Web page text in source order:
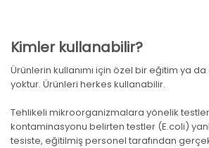
Kimler kullanabilir?
Ürünlerin kullanımı için özel bir eğitim ya
yoktur. Ürünleri herkes kullanabilir.
Tehlikeli mikroorganizmalara yönelik testler,
kontaminasyonu belirten testler (E.coli)
tesiste, eğitilmiş personel tarafından